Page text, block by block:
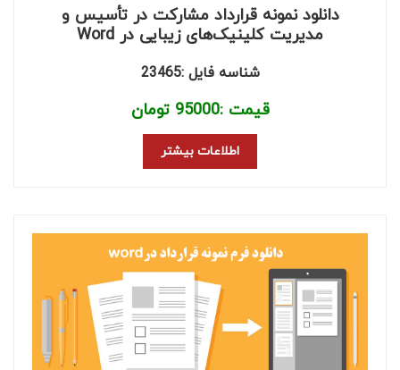
دانلود نمونه قرارداد مشارکت در تأسیس و
مدیریت کلینیک‌های زیبایی در Word
شناسه فایل :23465
قیمت :95000 تومان
اطلاعات بیشتر